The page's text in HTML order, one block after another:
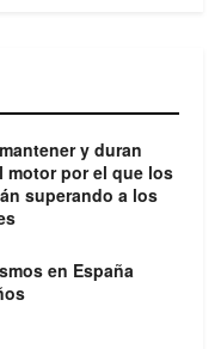
y duran
motor por el que los
superando a los
en España